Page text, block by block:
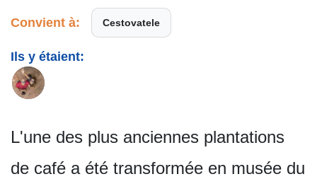
Convient à: Cestovatele
Ils y étaient:
L'une des plus anciennes plantations
de café a été transformée en musée du